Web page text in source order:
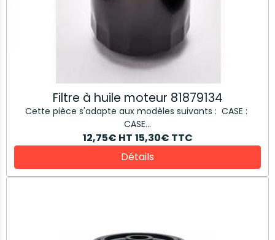
Filtre à huile moteur 81879134
Cette pièce s'adapte aux modèles suivants : CASE :
CASE...
12,75€ HT 15,30€ TTC
Détails